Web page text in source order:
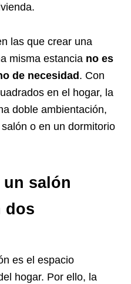
las que crear una
misma estancia no es
de necesidad. Con
en el hogar, la
doble ambientación,
o en un dormitorio
salón
dos
es el espacio
hogar. Por ello, la